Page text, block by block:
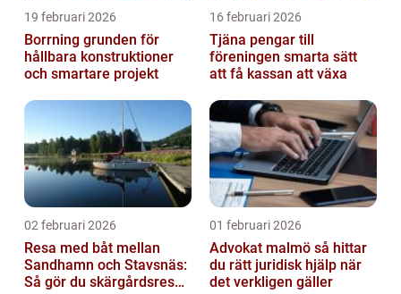
19 februari 2026
Borrning grunden för
hållbara konstruktioner
och smartare projekt
16 februari 2026
Tjäna pengar till
föreningen smarta sätt
att få kassan att växa
02 februari 2026
Resa med båt mellan
Sandhamn och Stavsnäs:
Så gör du skärgårdsresan
01 februari 2026
Advokat malmö så hittar
du rätt juridisk hjälp när
det verkligen gäller